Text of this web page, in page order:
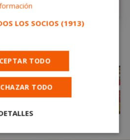
noticias de Móstoles al
Móstoles: festival de hamburguesas,
más
LOS SOCIOS (1913)
TODO
TODO
Cookies de